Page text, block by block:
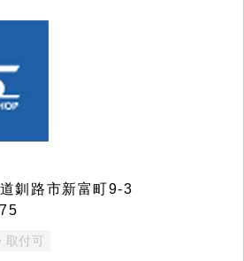
釧路市新富町9-3
取付可